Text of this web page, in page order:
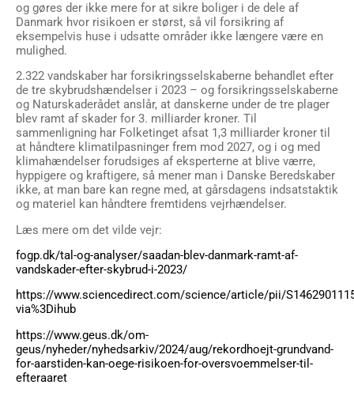
og gøres der ikke mere for at sikre boliger i de dele af
Danmark hvor risikoen er størst, så vil forsikring af
eksempelvis huse i udsatte områder ikke længere være en
mulighed.
2.322 vandskaber har forsikringsselskaberne behandlet efter
de tre skybrudshændelser i 2023 – og forsikringsselskaberne
og Naturskaderådet anslår, at danskerne under de tre plager
blev ramt af skader for 3. milliarder kroner. Til
sammenligning har Folketinget afsat 1,3 milliarder kroner til
at håndtere klimatilpasninger frem mod 2027, og i og med
klimahændelser forudsiges af eksperterne at blive værre,
hyppigere og kraftigere, så mener man i Danske Beredskaber
ikke, at man bare kan regne med, at gårsdagens indsatstaktik
og materiel kan håndtere fremtidens vejrhændelser.
Læs mere om det vilde vejr:
fogp.dk/tal-og-analyser/saadan-blev-danmark-ramt-af-
vandskader-efter-skybrud-i-2023/
https://www.sciencedirect.com/science/article/pii/
via%3Dihub
https://www.geus.dk/om-
geus/nyheder/nyhedsarkiv/2024/aug/rekordhoejt-grundvand-
for-aarstiden-kan-oege-risikoen-for-oversvoemmelser-til-
efteraaret